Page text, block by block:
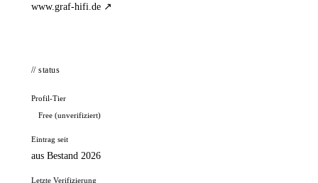
www.graf-hifi.de ↗
// status
Profil-Tier
Free (unverifiziert)
Eintrag seit
aus Bestand 2026
Letzte Verifizierung